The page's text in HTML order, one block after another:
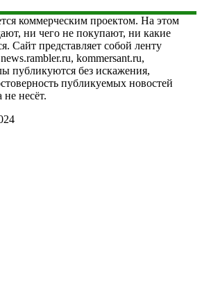
коммерческим проектом. На этом
ни чего не покупают, ни какие
Сайт представляет собой ленту
kommersant.ru,
публикуются без искажения,
публикуемых новостей
несёт.